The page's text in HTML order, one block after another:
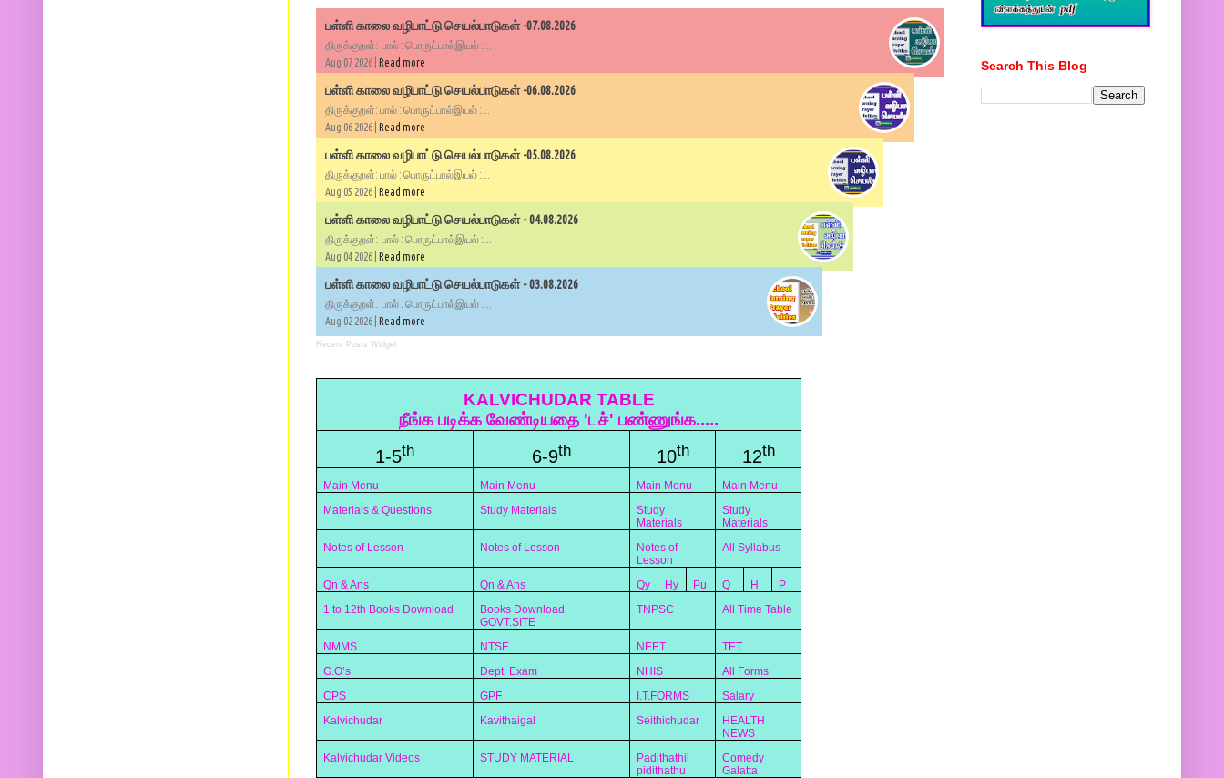
பள்ளி காலை வழிபாட்டு செயல்பாடுகள் -07.08.2026
திருக்குறள்: பால் : பொருட்பால்இயல் :...
Aug 07 2026 | Read more
பள்ளி காலை வழிபாட்டு செயல்பாடுகள் -06.08.2026
திருக்குறள்: பால் : பொருட்பால்இயல் :...
Aug 06 2026 | Read more
பள்ளி காலை வழிபாட்டு செயல்பாடுகள் -05.08.2026
திருக்குறள்: பால் : பொருட்பால்இயல் :...
Aug 05 2026 | Read more
பள்ளி காலை வழிபாட்டு செயல்பாடுகள் - 04.08.2026
திருக்குறள்: பால் : பொருட்பால்இயல் :...
Aug 04 2026 | Read more
பள்ளி காலை வழிபாட்டு செயல்பாடுகள் - 03.08.2026
திருக்குறள்: பால் : பொருட்பால்இயல் :...
Aug 02 2026 | Read more
Recent Posts Widget
KALVICHUDAR TABLE
நீங்க படிக்க வேண்டியதை 'டச்' பண்ணுங்க.....
1-5th 6-9th 10th 12th
Main Menu Main Menu Main Menu
Main Menu
Materials & Questions
Study Materials
Study
Materials
Study
Materials
Notes of Lesson
Notes of Lesson
Notes of
Lesson
All Syllabus
Qn & Ans Qn & Ans Qy Hy Pu Q H
P
1 to 12th Books Download
Books Download
GOVT.SITE
TNPSC All Time Table
NMMS NTSE NEET
TET
G.O’s
Dept. Exam NHIS
All Forms
CPS
GPF I.T.FORMS
Salary
Kalvichudar
Kavithaigal Seithichudar
HEALTH
NEWS
Kalvichudar Videos
STUDY MATERIAL
Padithathil
pidithathu
Comedy
Galatta
Search This Blog